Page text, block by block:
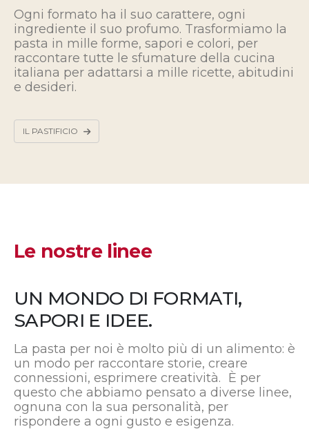
Ogni formato ha il suo carattere, ogni
ingrediente il suo profumo. Trasformiamo la
pasta in mille forme, sapori e colori, per
raccontare tutte le sfumature della cucina
italiana per adattarsi a mille ricette, abitudini
e desideri.
IL PASTIFICIO
Le nostre linee
UN MONDO DI FORMATI,
SAPORI E IDEE.
La pasta per noi è molto più di un alimento: è
un modo per raccontare storie, creare
connessioni, esprimere creatività. È per
questo che abbiamo pensato a diverse linee,
ognuna con la sua personalità, per
rispondere a ogni gusto e esigenza.